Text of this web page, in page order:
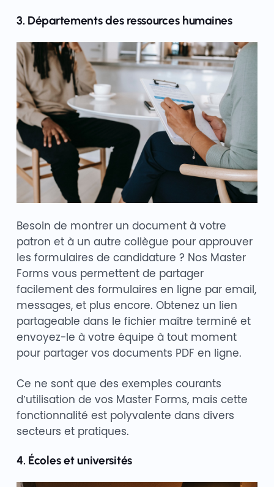
3. Départements des ressources humaines
Besoin de montrer un document à votre
patron et à un autre collègue pour approuver
les formulaires de candidature ? Nos Master
Forms vous permettent de partager
facilement des formulaires en ligne par email,
messages, et plus encore. Obtenez un lien
partageable dans le fichier maître terminé et
envoyez-le à votre équipe à tout moment
pour partager vos documents PDF en ligne.
Ce ne sont que des exemples courants
d’utilisation de vos Master Forms, mais cette
fonctionnalité est polyvalente dans divers
secteurs et pratiques.
4. Écoles et universités